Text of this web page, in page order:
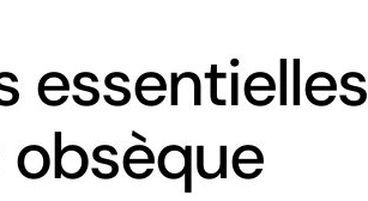
essentielles
obsèque